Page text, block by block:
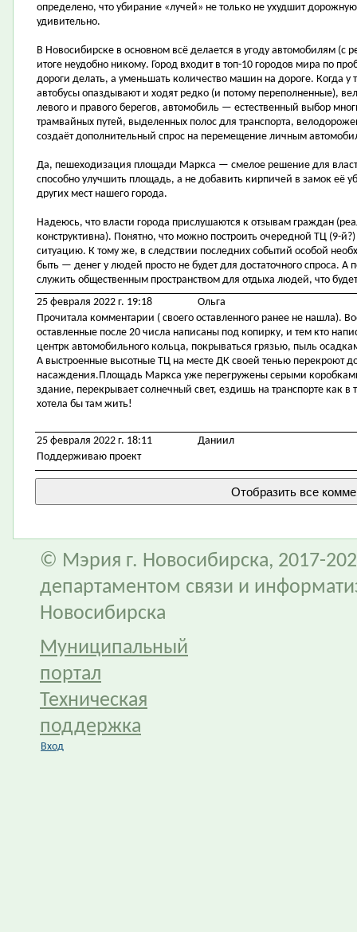
определено, что убирание «лучей» не только не ухудшит
удивительно.
В Новосибирске в основном всё делается в угоду автомобилям
итоге неудобно никому. Город входит в топ-10 городов мира по
дороги делать, а уменьшать количество машин на дороге. Когда у
автобусы опаздывают и ходят редко (и потому переполненные),
левого и правого берегов, автомобиль — естественный выбор
трамвайных путей, выделенных полос для транспорта,
создаёт дополнительный спрос на перемещение личным
Да, пешеходизация площади Маркса — смелое решение для
способно улучшить площадь, а не добавить кирпичей в замок её
других мест нашего города.
Надеюсь, что власти города прислушаются к отзывам граждан
конструктивна). Понятно, что можно построить очередной ТЦ (9-
ситуацию. К тому же, в следствии последних событий особой
быть — денег у людей просто не будет для достаточного спроса.
служить общественным пространством для отдыха людей, что
25 февраля 2022 г. 19:18
Ольга
Прочитала комментарии ( своего оставленного ранее не нашла).
оставленные после 20 числа написаны под копирку, и тем кто
центрк автомобильного кольца, покрываться грязью, пыль
А выстроенные высотные ТЦ на месте ДК своей тенью перекроют
насаждения.Площадь Маркса уже перегружены серыми
здание, перекрывает солнечный свет, ездишь на транспорте как
хотела бы там жить!
25 февраля 2022 г. 18:11
Даниил
Поддерживаю проект
© Мэрия г. Новосибирска, 2017-
департаментом связи и
Новосибирска
Муниципальный
портал
Техническая
поддержка
Вход